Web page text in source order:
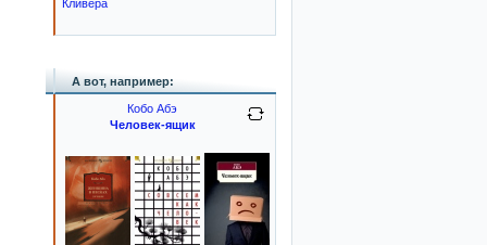
Кливера
А вот, например:
Кобо Абэ
Человек-ящик